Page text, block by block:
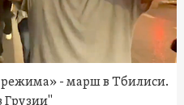
- марш в Тбилиси.
Грузии"